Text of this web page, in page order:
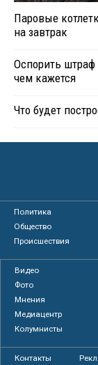
Паровые
на завтрак
Оспорить
чем кажется
Что будет
Политика
Общество
Происшествия
Видео
Фото
Мнения
Медиацентр
Колумнисты
Контакты